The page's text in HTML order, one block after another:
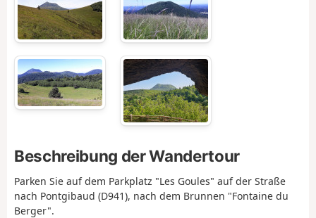
Beschreibung der Wandertour
Parken Sie auf dem Parkplatz "Les Goules" auf der Straße
nach Pontgibaud (D941), nach dem Brunnen "Fontaine du
Berger".